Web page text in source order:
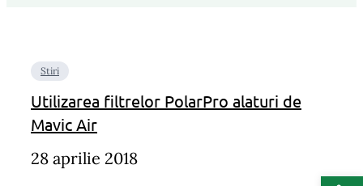
Stiri
Utilizarea filtrelor PolarPro alaturi de
Mavic Air
28 aprilie 2018